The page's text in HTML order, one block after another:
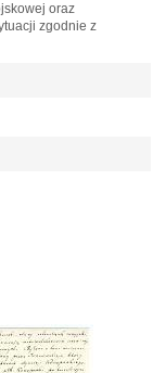
oraz
zgodnie z